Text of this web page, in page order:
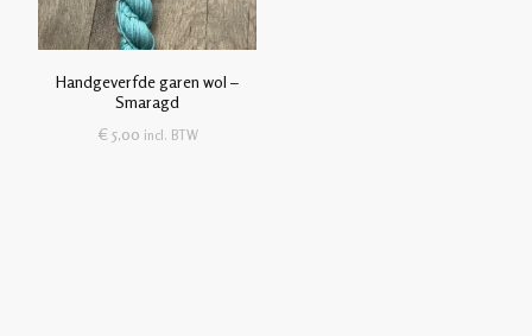
Handgeverfde garen wol –
Smaragd
€ 5,00 incl. BTW